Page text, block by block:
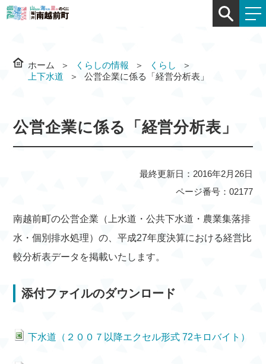
ホーム くらしの情報
くらし
上下水道
公営企業に係る「経営分析表」
公営企業に係る「経営分析表」
最終更新日：2016年2月26日
ページ番号：02177
南越前町の公営企業（上水道・公共下水道・農業集落排
水・個別排水処理）の、平成27年度決算における経営比
較分析表データを掲載いたします。
添付ファイルのダウンロード
下水道（２００７以降エクセル形式 72キロバイト）